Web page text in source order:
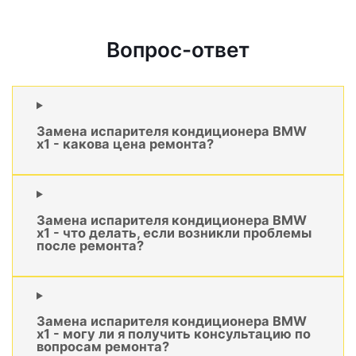
Вопрос-ответ
Замена испарителя кондиционера BMW
x1 - какова цена ремонта?
Замена испарителя кондиционера BMW
x1 - что делать, если возникли проблемы
после ремонта?
Замена испарителя кондиционера BMW
x1 - могу ли я получить консультацию по
вопросам ремонта?